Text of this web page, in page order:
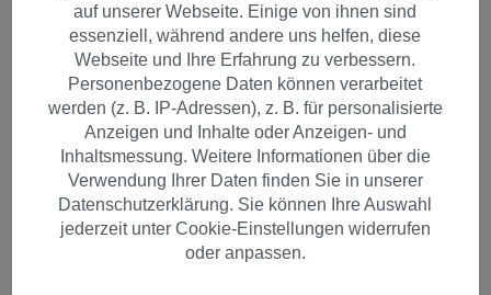
Produkte filtern
Artikel pro Seite
auf unserer Webseite. Einige von ihnen sind
essenziell, während andere uns helfen, diese
Webseite und Ihre Erfahrung zu verbessern.
Personenbezogene Daten können verarbeitet
werden (z. B. IP-Adressen), z. B. für personalisierte
Anzeigen und Inhalte oder Anzeigen- und
Inhaltsmessung. Weitere Informationen über die
Verwendung Ihrer Daten finden Sie in unserer
Datenschutzerklärung. Sie können Ihre Auswahl
jederzeit unter Cookie-Einstellungen widerrufen
oder anpassen.